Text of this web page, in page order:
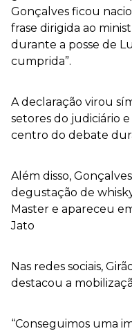
Gonçalves ficou
frase dirigida ao
durante a posse de
cumprida”.
A declaração virou
setores do judiciário
centro do debate
Além disso,
degustação de
Master e apareceu
Jato
Nas redes sociais,
destacou a
“Conseguimos uma